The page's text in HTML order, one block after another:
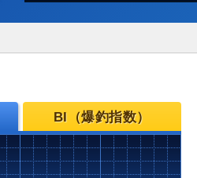
BI（爆釣指数）